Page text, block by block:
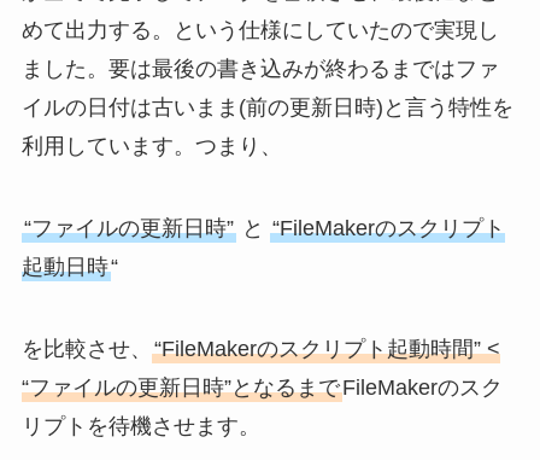
めて出力する。という仕様にしていたので実現し
ました。要は最後の書き込みが終わるまではファ
イルの日付は古いまま(前の更新日時)と言う特性を
利用しています。つまり、
“ファイルの更新日時”と “FileMakerのスクリプト
起動日時“
を比較させ、 “FileMakerのスクリプト起動時間” <
“ファイルの更新日時”となるまでFileMakerのスク
リプトを待機させます。